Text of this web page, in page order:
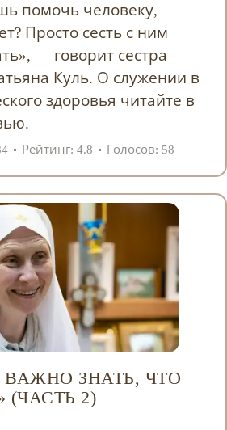
помочь человеку,
Просто сесть с ним
— говорит сестра
Куль. О служении в
здоровья читайте в
Рейтинг: 4.8 Голосов: 58
ВАЖНО ЗНАТЬ, ЧТО
(ЧАСТЬ 2)